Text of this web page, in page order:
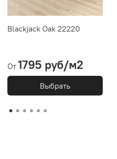
Blackjack Oak 22220
От 1795 руб/м2
Выбрать